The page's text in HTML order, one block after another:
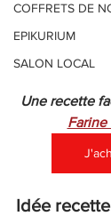
COFFRETS DE
EPIKURIUM
SALON LOCAL
Une recette
Farine
Idée